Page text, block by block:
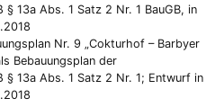
§ 13a Abs. 1 Satz 2 Nr. 1 BauGB, in
Nr. 9 „Cokturhof – Barbyer
Bebauungsplan der
§ 13a Abs. 1 Satz 2 Nr. 1; Entwurf in